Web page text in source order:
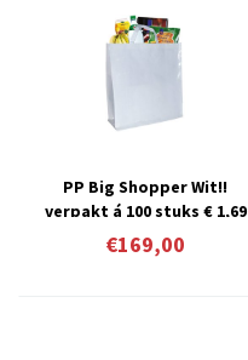
PP Big Shopper Wit!!
verpakt á 100 stuks € 1,69
per stuk
€169,00